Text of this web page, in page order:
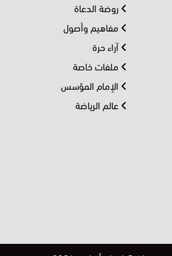
روضة الدعاة
مفاهيم وأصول
آراء حرة
ملفات خاصة
الإمام المؤسس
عالم الرياضة